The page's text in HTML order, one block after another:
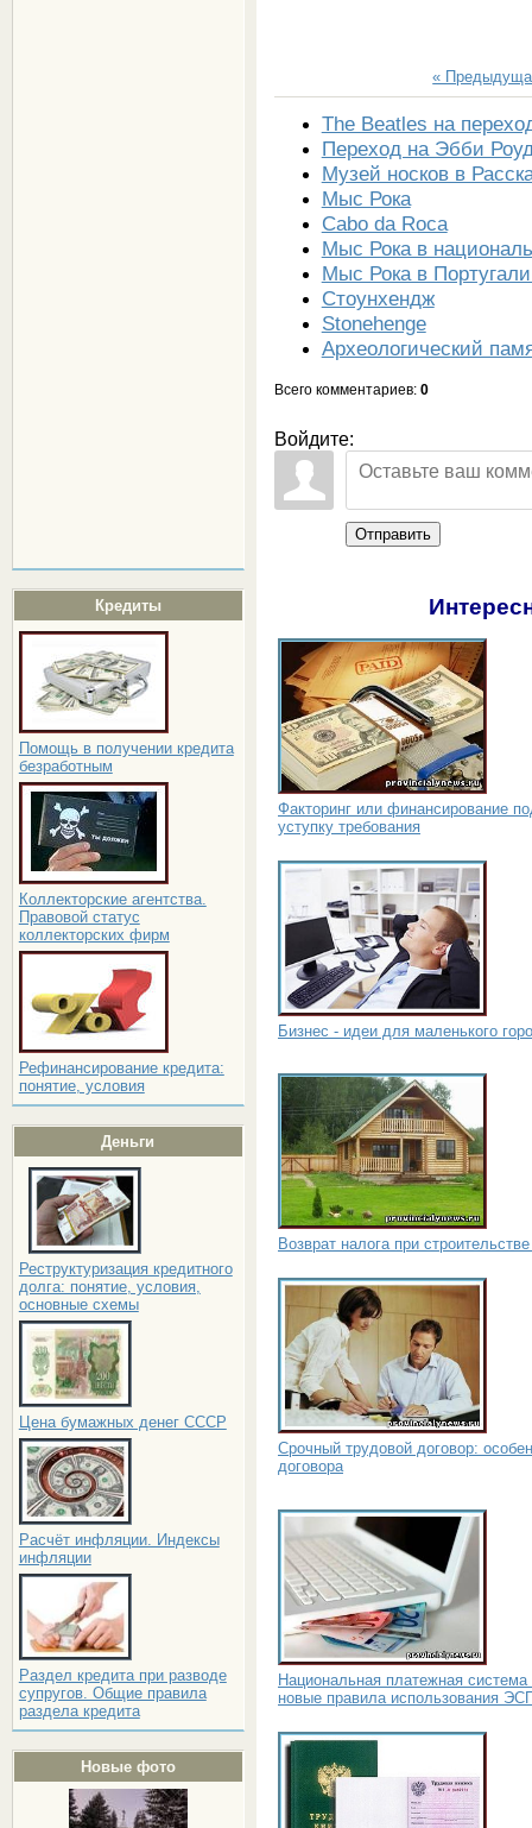
Кредиты
Помощь в получении кредита
безработным
Коллекторские агентства.
Правовой статус
коллекторских фирм
Рефинансирование кредита:
понятие, условия
Деньги
Реструктуризация кредитного
долга: понятие, условия,
основные схемы
Цена бумажных денег СССР
Расчёт инфляции. Индексы
инфляции
Раздел кредита при разводе
супругов. Общие правила
раздела кредита
Новые фото
«
The Beatles на
Переход на Эбби
Музей носков в
Мыс Рока
Cabo da Roca
Мыс Рока в
Мыс Рока в
Стоунхендж
Stonehenge
Археологический
Всего комментариев: 0
Войдите:
Отправить
Факторинг или финансирование
уступку требования
Бизнес - идеи для маленького
Возврат налога при
Срочный трудовой договор:
договора
Национальная платежная система
новые правила использования